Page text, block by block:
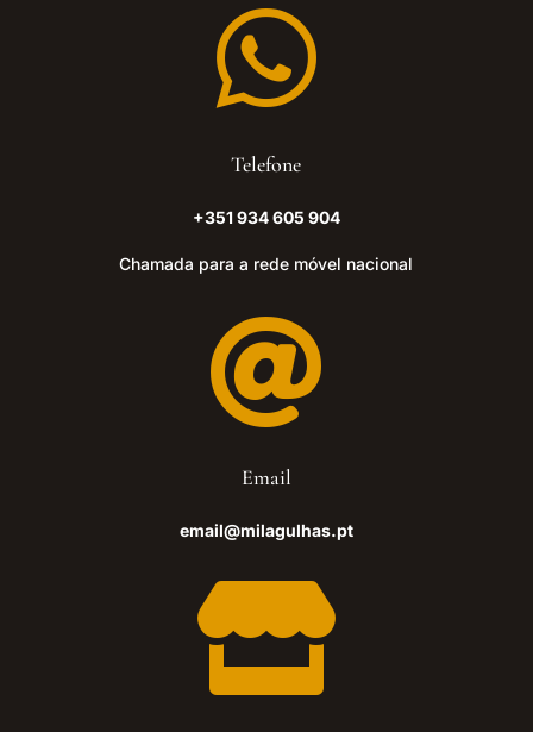

Telefone
+351 934 605 904
Chamada para a rede móvel nacional

Email
email@milagulhas.pt
